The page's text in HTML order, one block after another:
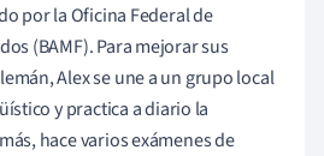
por la Oficina Federal de
(BAMF). Para mejorar sus
Alex se une a un grupo local
y practica a diario la
hace varios exámenes de